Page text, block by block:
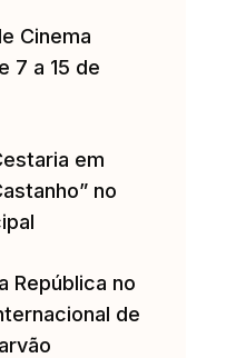
Cinema
7 a 15 de
em
no
República no
de